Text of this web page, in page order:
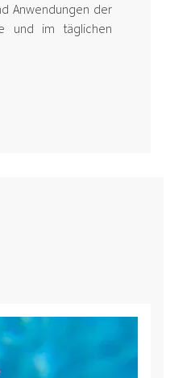
Anwendungen der
und im täglichen